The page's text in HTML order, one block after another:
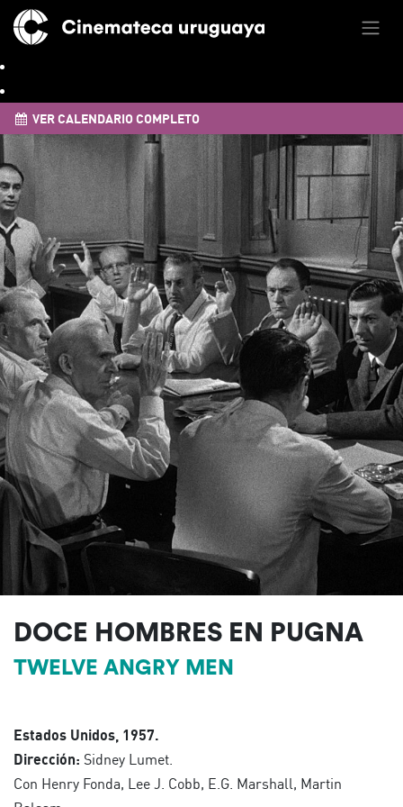
VER CALENDARIO COMPLETO
DOCE HOMBRES EN PUGNA
TWELVE ANGRY MEN
Estados Unidos, 1957.
Dirección: Sidney Lumet.
Con Henry Fonda, Lee J. Cobb, E.G. Marshall, Martin